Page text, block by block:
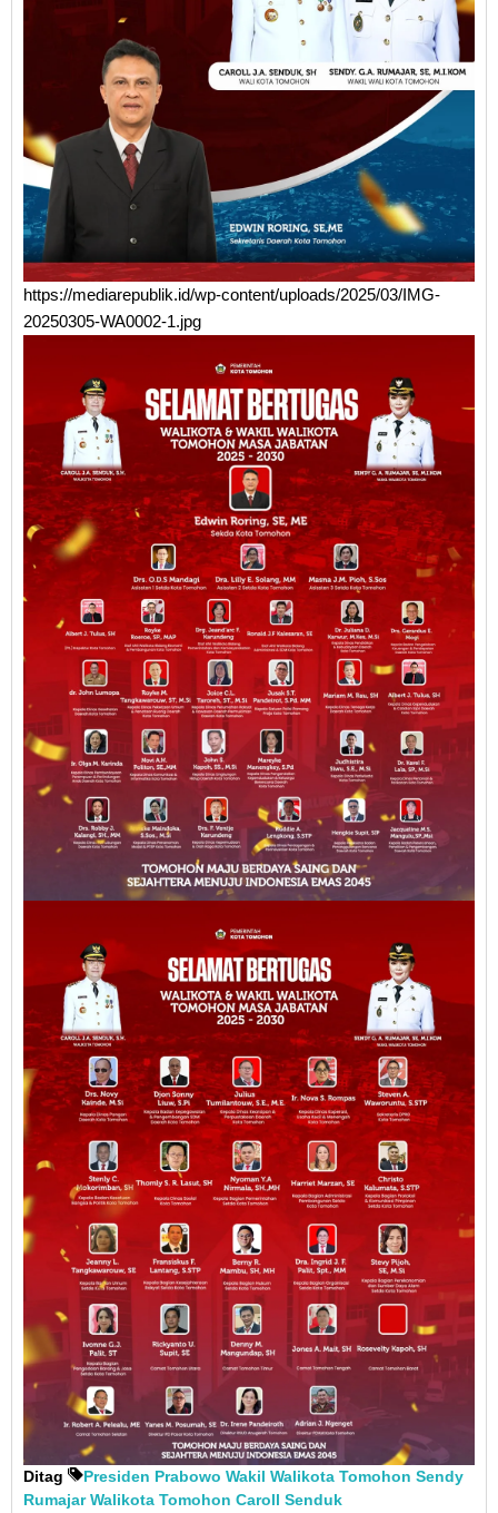
https://mediarepublik.id/wp-content/uploads/2025/03/IMG-
20250305-WA0002-1.jpg
Ditag Presiden Prabowo Wakil Walikota Tomohon Sendy
Rumajar Walikota Tomohon Caroll Senduk